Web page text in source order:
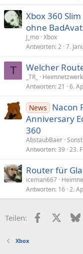
Xbox 360
ohne
J_mo Xbox
Antworten 2 7.
T Welcher
_TR_
Antworten 21 6.
News
Nacon
Anniversary
360
AbstaubBaer
Antworten 39 23.
Router für
iceman667
Antworten 16 2.
Teilen: Facebook
X
Xbox